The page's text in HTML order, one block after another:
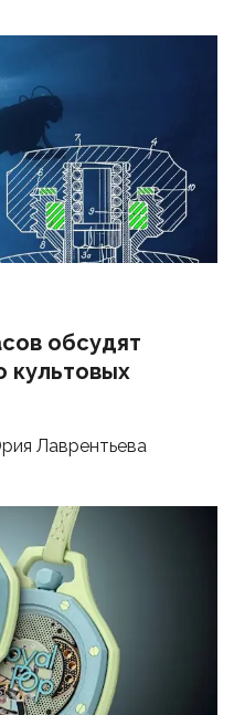
обсудят
культовых
Лаврентьева